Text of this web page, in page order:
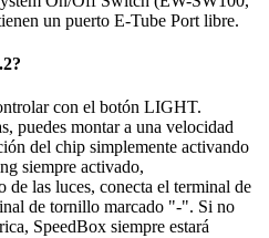
un puerto E-Tube Port libre.
con el botón LIGHT.
puedes montar a una velocidad
del chip simplemente activando
siempre activado,
de las luces, conecta el terminal de
de tornillo marcado "-". Si no
SpeedBox siempre estará